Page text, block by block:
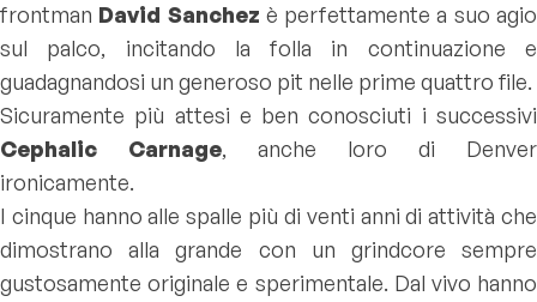
frontman David Sanchez è perfettamente a suo agio
sul palco, incitando la folla in continuazione e
guadagnandosi un generoso pit nelle prime quattro file.
Sicuramente più attesi e ben conosciuti i successivi
Cephalic Carnage, anche loro di Denver
ironicamente.
I cinque hanno alle spalle più di venti anni di attività che
dimostrano alla grande con un grindcore sempre
gustosamente originale e sperimentale. Dal vivo hanno